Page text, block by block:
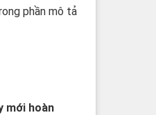
phần mô tả
mới hoàn